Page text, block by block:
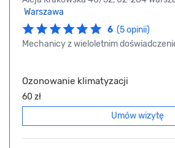
Warszawa
6 (5 opinii)
Mechanicy z wieloletnim
Ozonowanie klimatyzacji
60 zł
Umów wizytę